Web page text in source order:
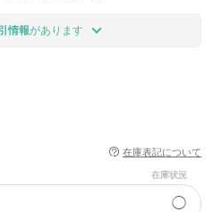
情報があります
在庫表記について
在庫状況
◯